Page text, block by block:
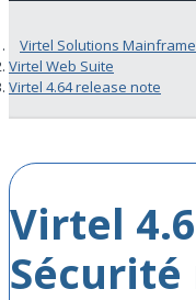
Virtel Solutions Mainframe
Virtel Web Suite
Virtel 4.64 release note
Virtel